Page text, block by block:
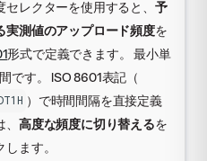
セレクターを使用すると、 予
実測値のアップロード頻度を
形式で定義できます。 最小単
です。 ISO 8601表記（
）で時間間隔を直接定義
高度な頻度に切り替えるを
ます。